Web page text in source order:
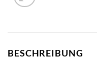
BESCHREIBUNG